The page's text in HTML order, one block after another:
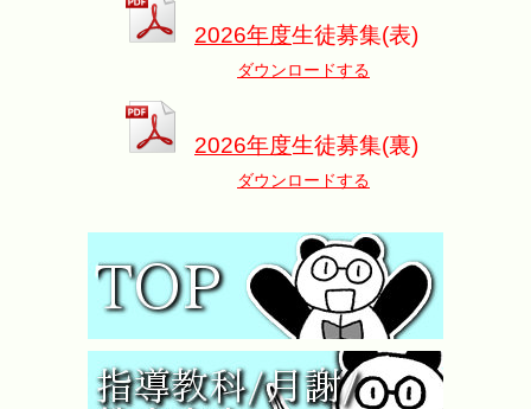
2026年度生徒募集(表)
ダウンロードする
2026年度生徒募集(裏)
ダウンロードする